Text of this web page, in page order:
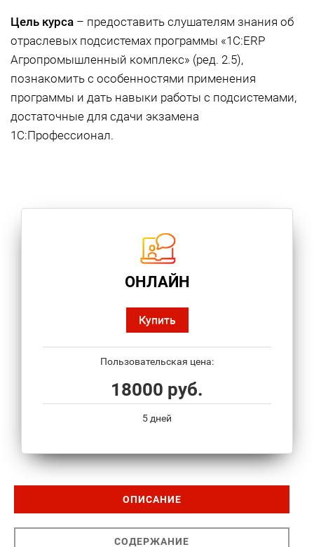
Цель курса – предоставить слушателям знания об
отраслевых подсистемах программы «1С:ERP
Агропромышленный комплекс» (ред. 2.5),
познакомить с особенностями применения
программы и дать навыки работы с подсистемами,
достаточные для сдачи экзамена
1С:Профессионал.
ОНЛАЙН
Купить
Пользовательская цена:
18000 руб.
5 дней
ОПИСАНИЕ
СОДЕРЖАНИЕ